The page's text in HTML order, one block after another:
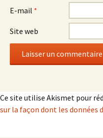
E-mail *
Site web
Ce site utilise Akismet pour
sur la façon dont les données